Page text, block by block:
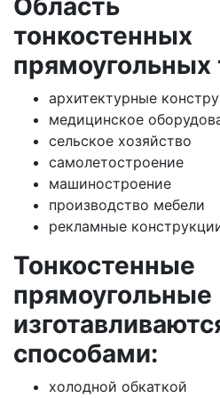
Область
тонкостенных
прямоугольных
архитектурные
медицинское
сельское хозяйство
самолетостроение
машиностроение
производство мебели
рекламные
Тонкостенные
способами:
холодной обкаткой